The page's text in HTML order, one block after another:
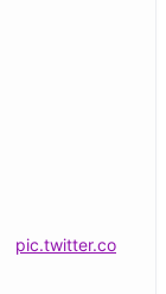
pic.twitter.co